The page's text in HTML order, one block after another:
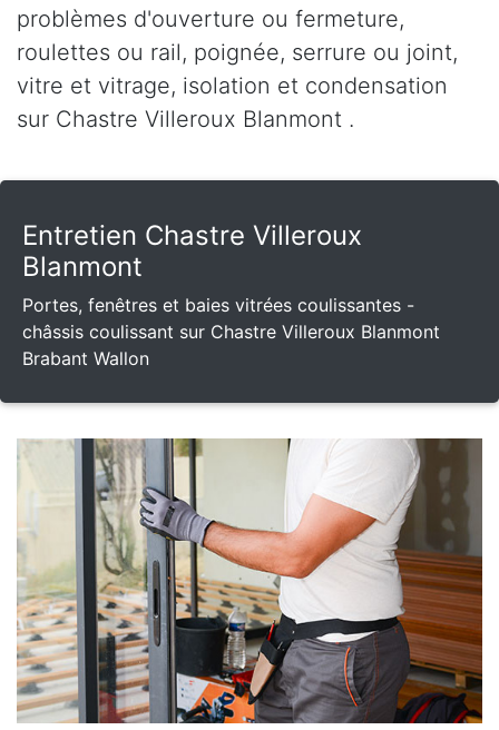
problèmes d'ouverture ou fermeture,
roulettes ou rail, poignée, serrure ou joint,
vitre et vitrage, isolation et condensation
sur Chastre Villeroux Blanmont .
Entretien Chastre Villeroux
Blanmont
Portes, fenêtres et baies vitrées coulissantes -
châssis coulissant sur Chastre Villeroux Blanmont
Brabant Wallon